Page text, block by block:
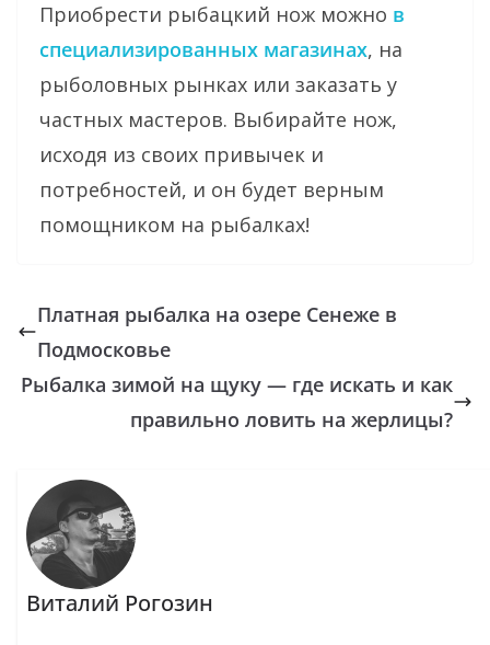
Приобрести рыбацкий нож можно в
специализированных магазинах, на
рыболовных рынках или заказать у
частных мастеров. Выбирайте нож,
исходя из своих привычек и
потребностей, и он будет верным
помощником на рыбалках!
Платная рыбалка на озере Сенеже в
Подмосковье
Рыбалка зимой на щуку — где искать и как
правильно ловить на жерлицы?
Виталий Рогозин